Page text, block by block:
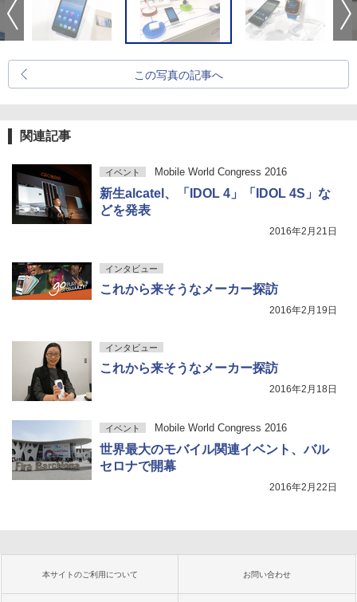
この写真の記事へ
関連記事
イベント Mobile World Congress 2016
新生alcatel、「IDOL 4」「IDOL 4S」な
どを発表
2016年2月21日
インタビュー
これから来そうなメーカー探訪
2016年2月19日
インタビュー
これから来そうなメーカー探訪
2016年2月18日
イベント Mobile World Congress 2016
世界最大のモバイル関連イベント、バル
セロナで開幕
2016年2月22日
本サイトのご利用について お問い合わせ